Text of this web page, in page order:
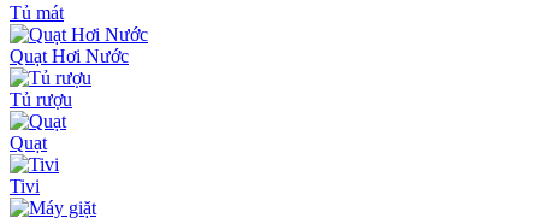
Tủ mát
Quạt Hơi Nước
Tủ rượu
Quạt
Tivi